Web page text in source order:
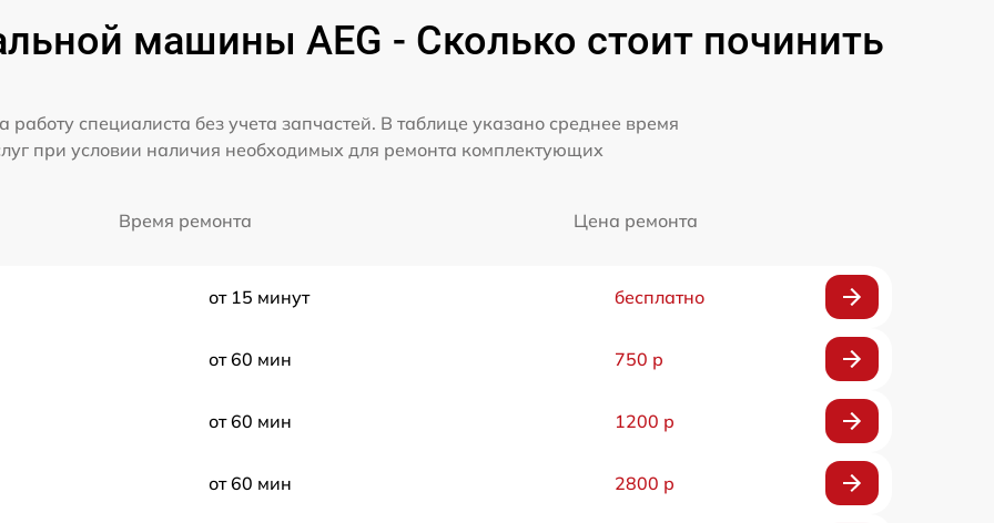
машины AEG - Сколько стоит починить
работу специалиста без учета запчастей. В таблице указано среднее время
при условии наличия необходимых для ремонта комплектующих
Время ремонта Цена ремонта
от 15 минут бесплатно
от 60 мин 750 р
от 60 мин 1200 р
от 60 мин 2800 р